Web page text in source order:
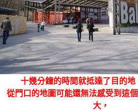
十幾分鐘的時間就抵達了目的地
從門口的地圖可能還無法感受到這
大，